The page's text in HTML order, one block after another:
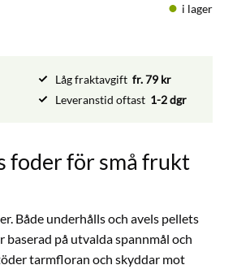
i lager
Låg fraktavgift fr. 79 kr
Leveranstid oftast 1-2 dgr
foder för små frukt
Både underhålls och avels pellets
på utvalda spannmål och
tarmfloran och skyddar mot